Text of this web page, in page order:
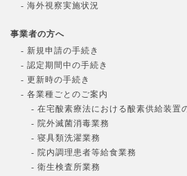
- 海外視察実施状況
事業者の方へ
- 新規申請の手続き
- 認定期間中の手続き
- 更新時の手続き
- 各業種ごとのご案内
- 在宅酸素療法における酸素供給装置
- 院外滅菌消毒業務
- 寝具類洗濯業務
- 院内調理患者等給食業務
- 衛生検査所業務